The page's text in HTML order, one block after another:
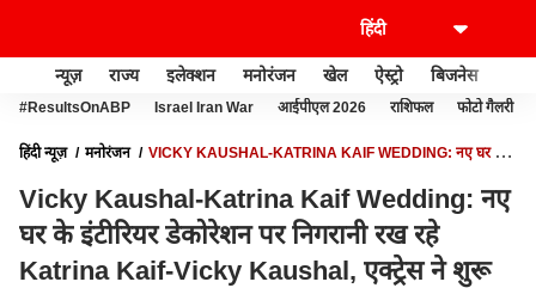
न्यूज़ राज्य इलेक्शन मनोरंजन खेल ऐस्ट्रो बिजनेस
#ResultsOnABP Israel Iran War आईपीएल 2026 राशिफल फोटो गैलरी
हिंदी न्यूज़ मनोरंजन
VICKY KAUSHAL-KATRINA KAIF WEDDING: नए घर के
शुरू की वेडिंग आउटफिट्स की ट्रायल
Vicky Kaushal-Katrina Kaif Wedding: नए
घर के इंटीरियर डेकोरेशन पर निगरानी रख रहे
Katrina Kaif-Vicky Kaushal, एक्ट्रेस ने शुरू